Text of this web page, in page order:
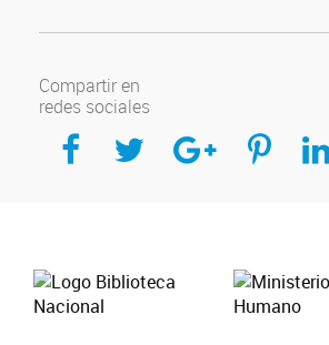
Compartir en
redes sociales
Compartir en Facebook Compartir en Twitter Compartir en Google Plus Compartir en Pinterest Compartir en Linkedin